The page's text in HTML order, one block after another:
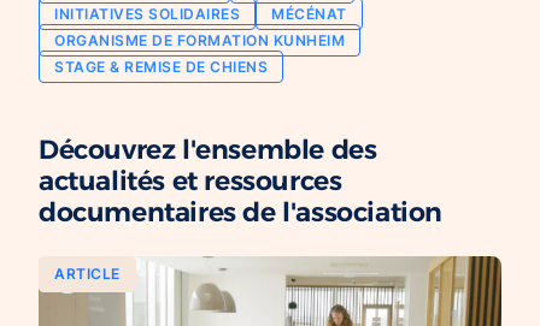
INITIATIVES SOLIDAIRES
MÉCÉNAT
ORGANISME DE FORMATION KUNHEIM
STAGE & REMISE DE CHIENS
Découvrez l'ensemble des
actualités et ressources
documentaires de l'association
ARTICLE